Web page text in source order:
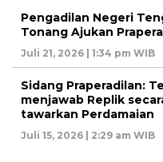
Pengadilan Negeri
Tonang Ajukan
Juli 21, 2026 | 1:34 pm WIB
Sidang Praperadilan:
menjawab Replik
tawarkan Perdamaian
Juli 15, 2026 | 2:29 am WIB